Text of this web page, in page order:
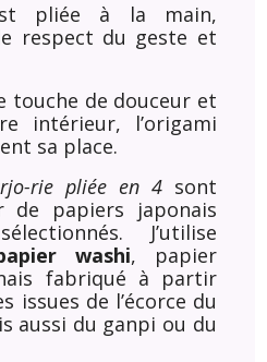
pliée à la main,
respect du geste et
touche de douceur et
intérieur, l’origami
sa place.
rie pliée en 4sont
de papiers japonais
J’utilise
washi, papier
fabriqué à partir
issues de l’écorce du
aussi du ganpi ou du